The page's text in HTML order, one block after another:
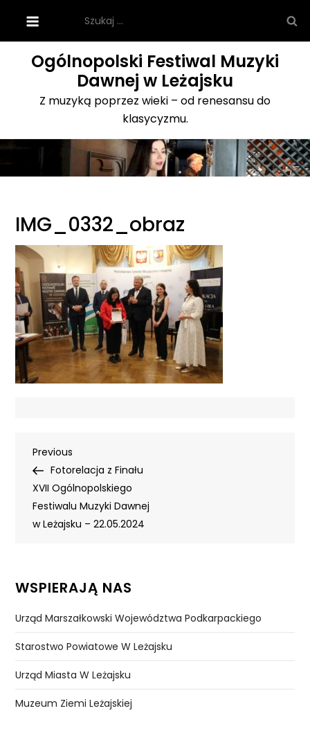
content
Ogólnopolski Festiwal Muzyki
Dawnej w Leżajsku
Z muzyką poprzez wieki – od renesansu do
klasycyzmu.
IMG_0332_obraz
Nawigacja
wpisu
Previous
Post
Previous
Fotorelacja z Finału
XVII Ogólnopolskiego
Festiwalu Muzyki Dawnej
w Leżajsku – 22.05.2024
WSPIERAJĄ NAS
Urząd Marszałkowski Województwa Podkarpackiego
Starostwo Powiatowe W Leżajsku
Urząd Miasta W Leżajsku
Muzeum Ziemi Leżajskiej